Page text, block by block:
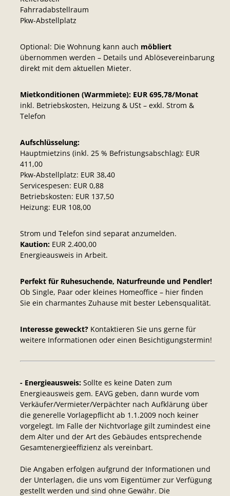
Fahrradabstellraum
Pkw-Abstellplatz
Optional: Die Wohnung kann auch möbliert
übernommen werden – Details und Ablösevereinbarung
direkt mit dem aktuellen Mieter.
Mietkonditionen (Warmmiete): EUR 695,78/Monat
inkl. Betriebskosten, Heizung & USt – exkl. Strom &
Telefon
Aufschlüsselung:
Hauptmietzins (inkl. 25 % Befristungsabschlag): EUR
411,00
Pkw-Abstellplatz: EUR 38,40
Servicespesen: EUR 0,88
Betriebskosten: EUR 137,50
Heizung: EUR 108,00
Strom und Telefon sind separat anzumelden.
Kaution:EUR 2.400,00
Energieausweis in Arbeit.
Perfekt für Ruhesuchende, Naturfreunde und Pendler!
Ob Single, Paar oder kleines Homeoffice – hier finden
Sie ein charmantes Zuhause mit bester Lebensqualität.
Interesse geweckt?Kontaktieren Sie uns gerne für
weitere Informationen oder einen Besichtigungstermin!
- Energieausweis: Sollte es keine Daten zum
Energieausweis gem. EAVG geben, dann wurde vom
Verkäufer/Vermieter/Verpächter nach Aufklärung über
die generelle Vorlagepflicht ab 1.1.2009 noch keiner
vorgelegt. Im Falle der Nichtvorlage gilt zumindest eine
dem Alter und der Art des Gebäudes entsprechende
Gesamtenergieeffizienz als vereinbart.
Die Angaben erfolgen aufgrund der Informationen und
der Unterlagen, die uns vom Eigentümer zur Verfügung
gestellt werden und sind ohne Gewähr. Die